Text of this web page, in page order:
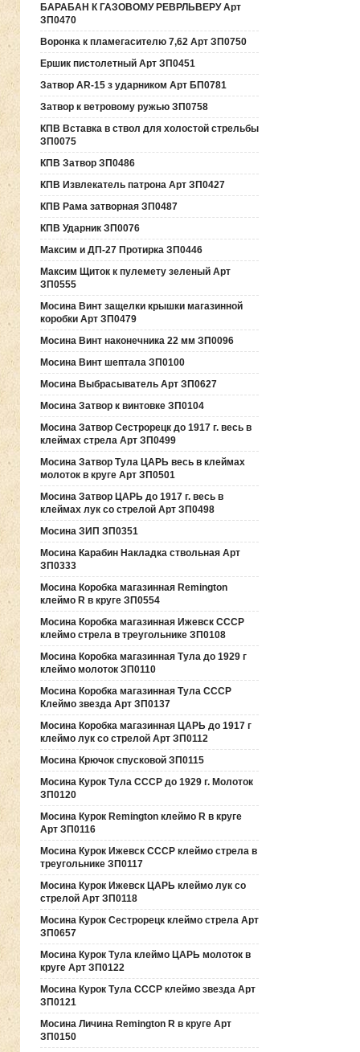
БАРАБАН К ГАЗОВОМУ РЕВРЛЬВЕРУ Арт
ЗП0470
Воронка к пламегасителю 7,62 Арт ЗП0750
Ершик пистолетный Арт ЗП0451
Затвор AR-15 з ударником Арт БП0781
Затвор к ветровому ружью ЗП0758
КПВ Вставка в ствол для холостой стрельбы
ЗП0075
КПВ Затвор ЗП0486
КПВ Извлекатель патрона Арт ЗП0427
КПВ Рама затворная ЗП0487
КПВ Ударник ЗП0076
Максим и ДП-27 Протирка ЗП0446
Максим Щиток к пулемету зеленый Арт
ЗП0555
Мосина Винт защелки крышки магазинной
коробки Арт ЗП0479
Мосина Винт наконечника 22 мм ЗП0096
Мосина Винт шептала ЗП0100
Мосина Выбрасыватель Арт ЗП0627
Мосина Затвор к винтовке ЗП0104
Мосина Затвор Сестрорецк до 1917 г. весь в
клеймах стрела Арт ЗП0499
Мосина Затвор Тула ЦАРЬ весь в клеймах
молоток в круге Арт ЗП0501
Мосина Затвор ЦАРЬ до 1917 г. весь в
клеймах лук со стрелой Арт ЗП0498
Мосина ЗИП ЗП0351
Мосина Карабин Накладка ствольная Арт
ЗП0333
Мосина Коробка магазинная Remington
клеймо R в круге ЗП0554
Мосина Коробка магазинная Ижевск СССР
клеймо стрела в треугольнике ЗП0108
Мосина Коробка магазинная Тула до 1929 г
клеймо молоток ЗП0110
Мосина Коробка магазинная Тула СССР
Клеймо звезда Арт ЗП0137
Мосина Коробка магазинная ЦАРЬ до 1917 г
клеймо лук со стрелой Арт ЗП0112
Мосина Крючок спусковой ЗП0115
Мосина Курок Тула СССР до 1929 г. Молоток
ЗП0120
Мосина Курок Remington клеймо R в круге
Арт ЗП0116
Мосина Курок Ижевск СССР клеймо стрела в
треугольнике ЗП0117
Мосина Курок Ижевск ЦАРЬ клеймо лук со
стрелой Арт ЗП0118
Мосина Курок Сестрорецк клеймо стрела Арт
ЗП0657
Мосина Курок Тула клеймо ЦАРЬ молоток в
круге Арт ЗП0122
Мосина Курок Тула СССР клеймо звезда Арт
ЗП0121
Мосина Личина Remington R в круге Арт
ЗП0150